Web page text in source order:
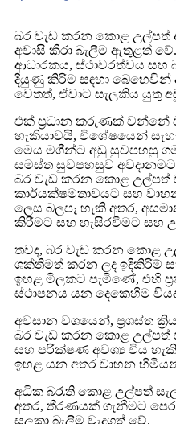
බර වැඩ කරන කොළ උල්පත්
අවාසි කිරා බැලීම ඇතුළත්
ආධාරකය, ස්ථාවරත්වය සහ
දියුණු කිරීම සඳහා බෙහෙවින්
වෙතත්, ඒවාට සැලකිය යුතු
එක් ප්‍රධාන කරුණක් වන්නේ
හැකියාවයි, විශේෂයෙන්
මෙය මගීන්ට අඩු සුවපහසු
සමස්ත සුවපහසුව
බර වැඩ කරන කොළ උල්පත්
කාර්යක්ෂමතාවයට සහ
ලෙස බලපෑ හැකි අතර,
කිරීමට සහ හැසිරවීමට සහ
තවද, බර වැඩ කරන කොළ
ශක්තිමත් කරන ලද ඉදිකිරීම්
ඉහළ මිලකට පැමිණේ, එහි
ස්ථාපනය යන දෙකෙහිම
අවසාන වශයෙන්, ප්‍රශස්ත
බර වැඩ කරන කොළ උල්පත්
සහ පරීක්ෂණ අවශ්‍ය විය
ඉහළ යන අතර වාහන
අධික බරැති කොළ උල්පත්
අතර, තීරණයක් ගැනීමට
සලකා බැලීම වැදගත් වේ.